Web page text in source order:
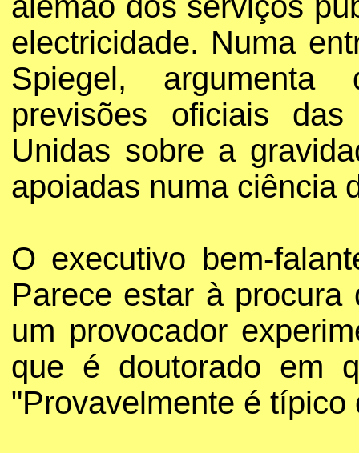
electricidade. Numa
Spiegel, argumenta
previsões oficiais das
Unidas sobre a
apoiadas numa ciência
O executivo bem-
Parece estar à
um provocador
que é doutorado em
"Provavelmente é